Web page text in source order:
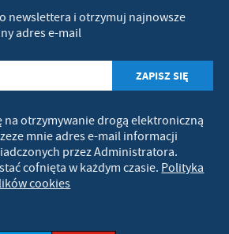
newslettera i otrzymuj najnowsze
adres e-mail
na otrzymywanie drogą elektroniczną
mnie adres e-mail informacji
przez Administratora.
cofnięta w każdym czasie. Polityka
cookies